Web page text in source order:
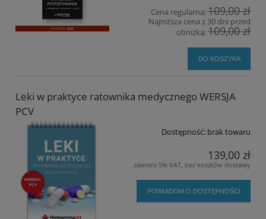
Cena regularna:109,00 zł
Najniższa cena z 30 dni przed
obniżką:109,00 zł
DO KOSZYKA
Leki w praktyce ratownika medycznego WERSJA
PCV
Dostępność: brak towaru
139,00 zł
zawiera 5% VAT, bez kosztów dostawy
POWIADOM O DOSTĘPNOŚCI